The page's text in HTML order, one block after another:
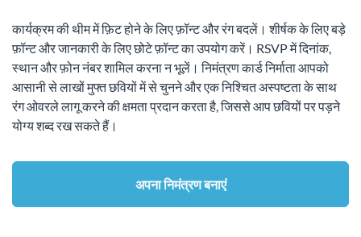
कार्यक्रम की थीम में फ़िट होने के लिए फ़ॉन्ट और रंग बदलें। शीर्षक के लिए बड़े
फ़ॉन्ट और जानकारी के लिए छोटे फ़ॉन्ट का उपयोग करें। RSVP में दिनांक,
स्थान और फ़ोन नंबर शामिल करना न भूलें। निमंत्रण कार्ड निर्माता आपको
आसानी से लाखों मुफ्त छवियों में से चुनने और एक निश्चित अस्पष्टता के साथ
रंग ओवरले लागू करने की क्षमता प्रदान करता है, जिससे आप छवियों पर पड़ने
योग्य शब्द रख सकते हैं।
अपना निमंत्रण बनाएं